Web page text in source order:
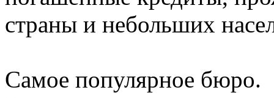
страны и небольших
Самое популярное бюро.